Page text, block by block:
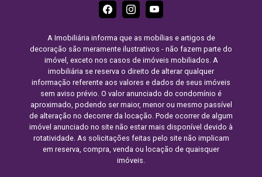
A Imobiliária informa que as mobílias e artigos de
decoração são meramente ilustrativos - não fazem parte do
imóvel, exceto nos casos de imóveis mobiliados. A
imobiliária se reserva o direito de alterar qualquer
informação referente aos valores e dados de seus imóveis
sem aviso prévio. O valor anunciado do condomínio é
aproximado, podendo ser maior, menor ou mesmo passível
de alteração no decorrer da locação. Pode ocorrer de algum
imóvel anunciado no site não estar mais disponível devido à
rotatividade. As solicitações feitas pelo site não implicam
em reserva, compra, venda ou locação de quaisquer
imóveis.